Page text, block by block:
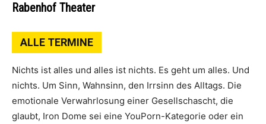
Rabenhof Theater
ALLE TERMINE
Nichts ist alles und alles ist nichts. Es geht um alles. Und
nichts. Um Sinn, Wahnsinn, den Irrsinn des Alltags. Die
emotionale Verwahrlosung einer Gesellschascht, die
glaubt, Iron Dome sei eine YouPorn-Kategorie oder ein